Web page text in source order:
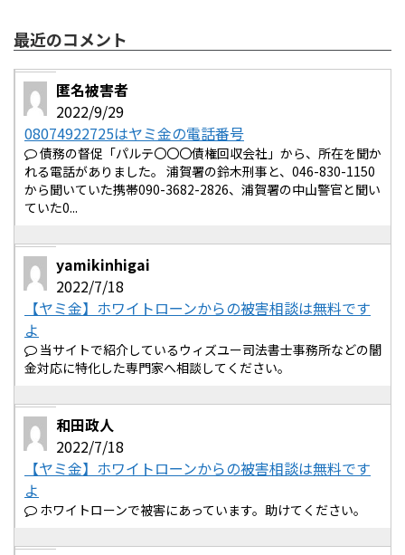
最近のコメント
匿名被害者
2022/9/29
08074922725はヤミ金の電話番号
債務の督促「パルテ〇〇〇債権回収会社」から、所在を聞か
れる電話がありました。 浦賀署の鈴木刑事と、046-830-1150
から聞いていた携帯090-3682-2826、浦賀署の中山警官と聞い
ていた0...
yamikinhigai
2022/7/18
【ヤミ金】ホワイトローンからの被害相談は無料です
よ
当サイトで紹介しているウィズユー司法書士事務所などの闇
金対応に特化した専門家へ相談してください。
和田政人
2022/7/18
【ヤミ金】ホワイトローンからの被害相談は無料です
よ
ホワイトローンで被害にあっています。助けてください。